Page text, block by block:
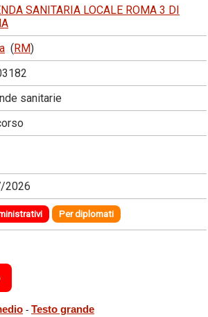
SANITARIA LOCALE ROMA 3 DI
(RM)
sanitarie
2026
Per diplomati
- Testo grande